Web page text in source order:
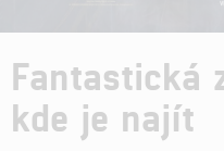
Fantastická
kde je najít